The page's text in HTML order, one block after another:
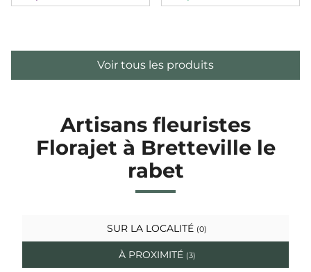
Voir tous les produits
Artisans fleuristes
Florajet à Bretteville le
rabet
SUR LA LOCALITÉ (0)
À PROXIMITÉ (3)